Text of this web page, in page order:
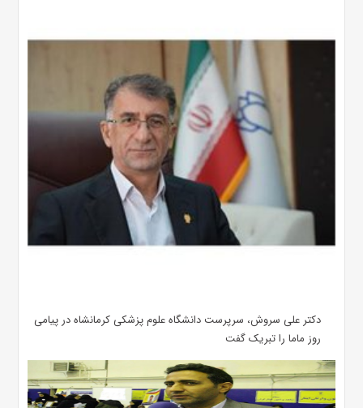
دکتر علی سروش، سرپرست دانشگاه علوم پزشکی کرمانشاه در پیامی
روز ماما را تبریک گفت